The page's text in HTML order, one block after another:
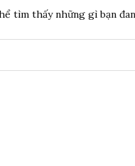
tìm thấy những gì bạn